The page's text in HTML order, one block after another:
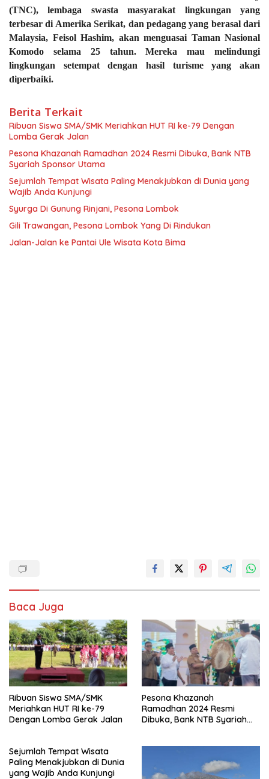
(TNC), lembaga swasta masyarakat lingkungan yang
terbesar di Amerika Serikat, dan pedagang yang berasal dari
Malaysia, Feisol Hashim, akan menguasai Taman Nasional
Komodo selama 25 tahun. Mereka mau melindungi
lingkungan setempat dengan hasil turisme yang akan
diperbaiki.
Berita Terkait
Ribuan Siswa SMA/SMK Meriahkan HUT RI ke-79 Dengan
Lomba Gerak Jalan
Pesona Khazanah Ramadhan 2024 Resmi Dibuka, Bank NTB
Syariah Sponsor Utama
Sejumlah Tempat Wisata Paling Menakjubkan di Dunia yang
Wajib Anda Kunjungi
Syurga Di Gunung Rinjani, Pesona Lombok
Gili Trawangan, Pesona Lombok Yang Di Rindukan
Jalan-Jalan ke Pantai Ule Wisata Kota Bima
Baca Juga
Ribuan Siswa SMA/SMK
Meriahkan HUT RI ke-79
Dengan Lomba Gerak Jalan
Pesona Khazanah
Ramadhan 2024 Resmi
Dibuka, Bank NTB Syariah
Sejumlah Tempat Wisata
Paling Menakjubkan di Dunia
yang Wajib Anda Kunjungi